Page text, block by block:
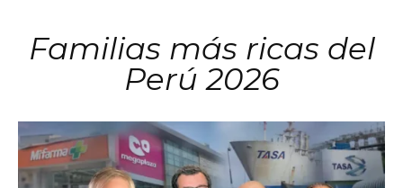
Familias más ricas del
Perú 2026